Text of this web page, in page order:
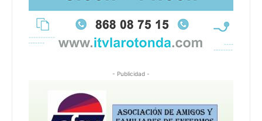
- Publicidad -